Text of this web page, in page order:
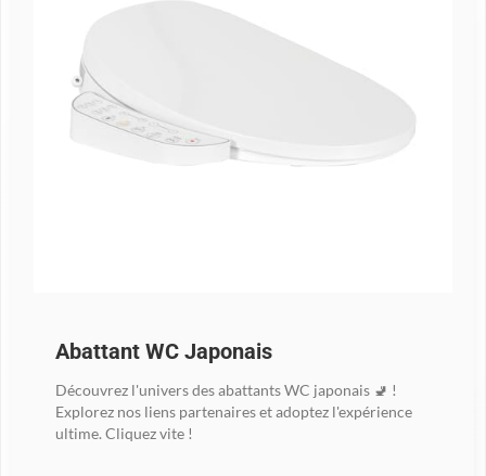
Abattant WC Japonais
Découvrez l'univers des abattants WC japonais 🚽 !
Explorez nos liens partenaires et adoptez l'expérience
ultime. Cliquez vite !